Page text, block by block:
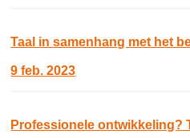
Taal in samenhang met het
9 feb. 2023
Professionele ontwikkeling?